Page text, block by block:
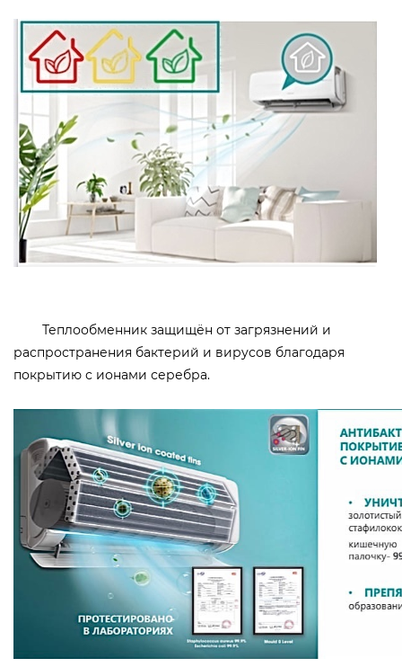
Теплообменник защищён от загрязнений и
распространения бактерий и вирусов благодаря
покрытию с ионами серебра.